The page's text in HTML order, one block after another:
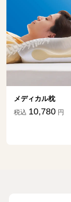
メディカル枕
税込 10,780 円